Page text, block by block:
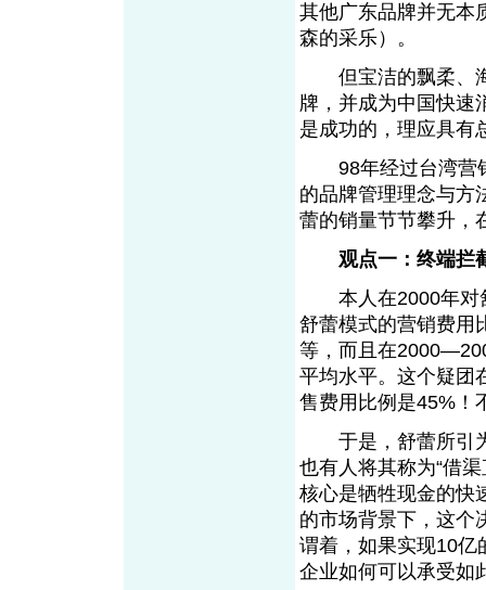
其他广东品牌并无本
森的采乐）。
但宝洁的飘柔、海
牌，并成为中国快速
是成功的，理应具有
98年经过台湾营销
的品牌管理理念与方
蕾的销量节节攀升，
观点一：终端拦
本人在2000年对舒
舒蕾模式的营销费用
等，而且在
平均水平。这个疑团
售费用比例是45%！
于是，舒蕾所引为
也有人将其称为“借
核心是牺牲现金的快
的市场背景下，这个
谓着，如果实现10亿
企业如何可以承受如